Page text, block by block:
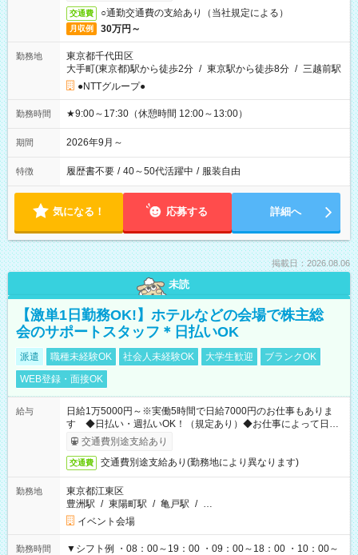
交通費 ○通勤交通費の支給あり（当社規定による）
月収例 30万円～
勤務地
東京都千代田区
大手町(東京都)駅から徒歩2分 / 東京駅から徒歩8分 / 三越前駅
●NTTグループ●
勤務時間 ★9:00～17:30（休憩時間 12:00～13:00）
期間 2026年9月～
特徴 履歴書不要 / 40～50代活躍中 / 服装自由
気になる！ 応募する 詳細へ
掲載日：2026.08.06
未読
【激単1日勤務OK!】ホテルなどの会場で株主総
会のサポートスタッフ＊日払いOK
派遣 職種未経験OK 社会人未経験OK 大学生歓迎
ブランクOK
WEB登録・面接OK
給与
日給1万5000円～※実働5時間で日給7000円のお仕事もありま
す ◆日払い・週払いOK！（規定あり）◆お仕事によって日給
も異なります
交通費別途支給あり
交通費 交通費別途支給あり(勤務地により異なります)
勤務地
東京都江東区
豊洲駅 / 東陽町駅 / 亀戸駅 / …
イベント会場
勤務時間
▼シフト例 ・08：00～19：00 ・09：00～18：00 ・10：00～